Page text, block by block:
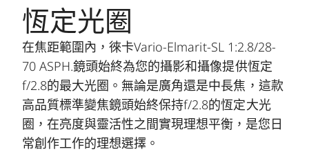
恆定光圈
在焦距範圍內，徠卡Vario-Elmarit-SL 1:2.8/28-
70 ASPH.鏡頭始終為您的攝影和攝像提供恆定
f/2.8的最大光圈。無論是廣角還是中長焦，這款
高品質標準變焦鏡頭始終保持f/2.8的恆定大光
圈，在亮度與靈活性之間實現理想平衡，是您日
常創作工作的理想選擇。